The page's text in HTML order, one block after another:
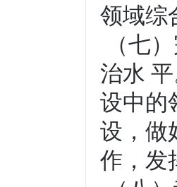
领域综
（七
治水
设中的
设，做
作，发